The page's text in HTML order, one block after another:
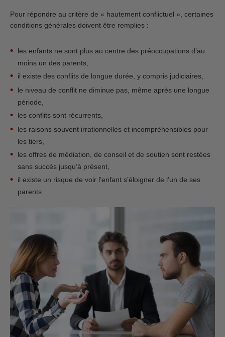
Pour répondre au critère de « hautement conflictuel », certaines
conditions générales doivent être remplies :
les enfants ne sont plus au centre des préoccupations d’au
moins un des parents,
il existe des conflits de longue durée, y compris judiciaires,
le niveau de conflit ne diminue pas, même après une longue
période,
les conflits sont récurrents,
les raisons souvent irrationnelles et incompréhensibles pour
les tiers,
les offres de médiation, de conseil et de soutien sont restées
sans succès jusqu’à présent,
il existe un risque de voir l’enfant s’éloigner de l’un de ses
parents.